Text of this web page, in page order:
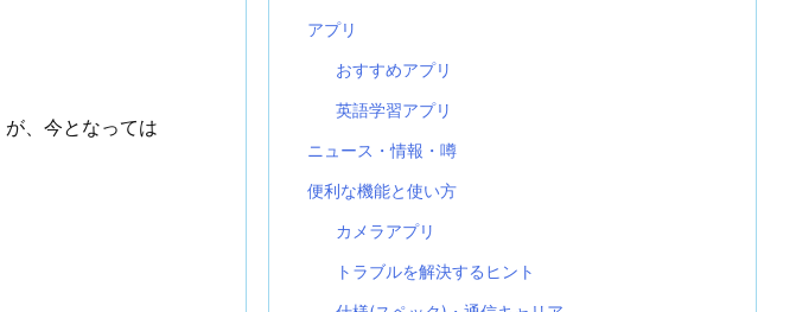
、今となっては
アプリ
おすすめアプリ
英語学習アプリ
ニュース・情報・噂
便利な機能と使い方
カメラアプリ
トラブルを解決するヒント